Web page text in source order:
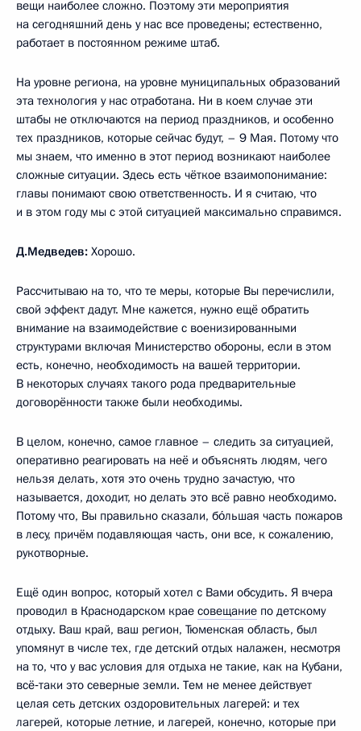
вещи наиболее сложно. Поэтому эти мероприятия
на сегодняшний день у нас все проведены; естественно,
работает в постоянном режиме штаб.
На уровне региона, на уровне муниципальных образований
эта технология у нас отработана. Ни в коем случае эти
штабы не отключаются на период праздников, и особенно
тех праздников, которые сейчас будут, – 9 Мая. Потому что
мы знаем, что именно в этот период возникают наиболее
сложные ситуации. Здесь есть чёткое взаимопонимание:
главы понимают свою ответственность. И я считаю, что
и в этом году мы с этой ситуацией максимально справимся.
Д.Медведев: Хорошо.
Рассчитываю на то, что те меры, которые Вы перечислили,
свой эффект дадут. Мне кажется, нужно ещё обратить
внимание на взаимодействие с военизированными
структурами включая Министерство обороны, если в этом
есть, конечно, необходимость на вашей территории.
В некоторых случаях такого рода предварительные
договорённости также были необходимы.
В целом, конечно, самое главное – следить за ситуацией,
оперативно реагировать на неё и объяснять людям, чего
нельзя делать, хотя это очень трудно зачастую, что
называется, доходит, но делать это всё равно необходимо.
Потому что, Вы правильно сказали, бо́льшая часть пожаров
в лесу, причём подавляющая часть, они все, к сожалению,
рукотворные.
Ещё один вопрос, который хотел с Вами обсудить. Я вчера
проводил в Краснодарском крае совещание по детскому
отдыху. Ваш край, ваш регион, Тюменская область, был
упомянут в числе тех, где детский отдых налажен, несмотря
на то, что у вас условия для отдыха не такие, как на Кубани,
всё‑таки это северные земли. Тем не менее действует
целая сеть детских оздоровительных лагерей: и тех
лагерей, которые летние, и лагерей, конечно, которые при